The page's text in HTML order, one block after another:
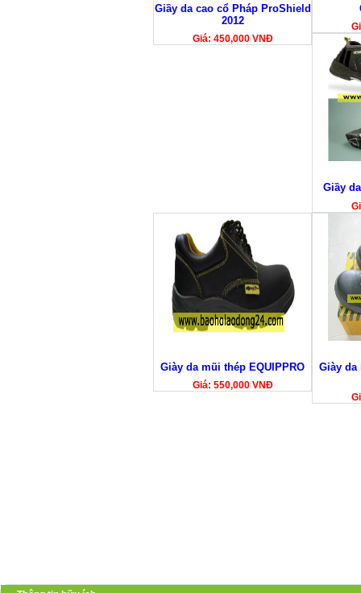
Giầy da cao cổ Pháp ProShield
2012
Giá: 450,000 VNĐ
Giầy
Giày da mũi thép EQUIPPRO
Giá: 550,000 VNĐ
Giày da